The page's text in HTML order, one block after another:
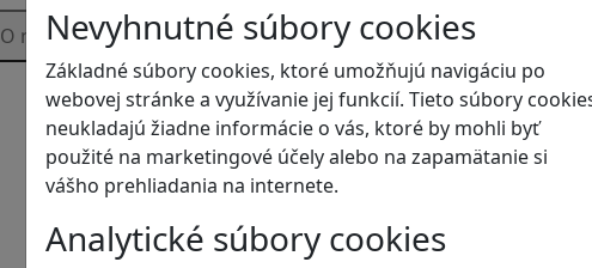
O násNevyhnutné súbory cookies
Základné súbory cookies, ktoré umožňujú navigáciu po
webovej stránke a využívanie jej funkcií. Tieto súbory
neukladajú žiadne informácie o vás, ktoré by mohli byť
použité na marketingové účely alebo na zapamätanie si
vášho prehliadania na internete.
Analytické súbory cookies
Blog